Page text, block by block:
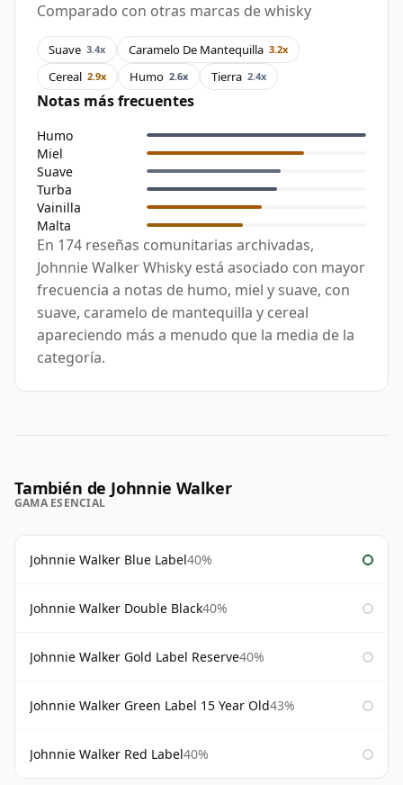
Comparado con otras marcas de whisky
Suave 3.4x Caramelo De Mantequilla 3.2x
Cereal 2.9x Humo 2.6x Tierra 2.4x
Notas más frecuentes
Humo
Miel
Suave
Turba
Vainilla
Malta
En 174 reseñas comunitarias archivadas,
Johnnie Walker Whisky está asociado con mayor
frecuencia a notas de humo, miel y suave, con
suave, caramelo de mantequilla y cereal
apareciendo más a menudo que la media de la
categoría.
También de Johnnie Walker
GAMA ESENCIAL
Johnnie Walker Blue Label40%
Johnnie Walker Double Black40%
Johnnie Walker Gold Label Reserve40%
Johnnie Walker Green Label 15 Year Old43%
Johnnie Walker Red Label40%